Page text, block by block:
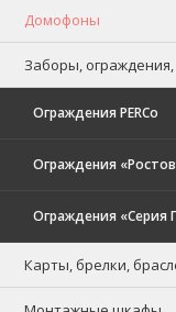
Домофоны
Заборы,
Ограждения PERCo
Ограждения
Ограждения «Серия
Карты, брелки,